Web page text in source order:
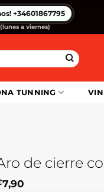
+34601867795
a viernes)
TUNNING
de cierre
7,90